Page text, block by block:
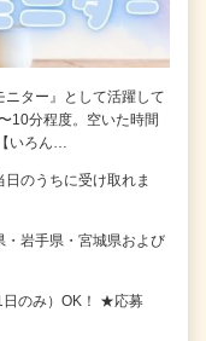
ター』として活躍して
10分程度。空いた時間
いろん…
のうちに受け取れま
岩手県・宮城県および
のみ）OK！ ★応募